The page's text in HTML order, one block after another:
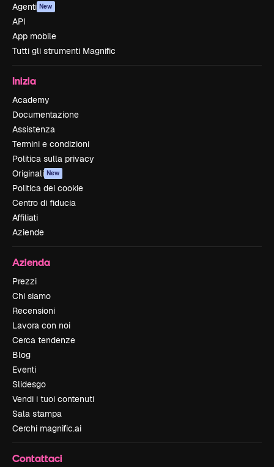
Agenti New
API
App mobile
Tutti gli strumenti Magnific
Inizia
Academy
Documentazione
Assistenza
Termini e condizioni
Politica sulla privacy
Originali New
Politica dei cookie
Centro di fiducia
Affiliati
Aziende
Azienda
Prezzi
Chi siamo
Recensioni
Lavora con noi
Cerca tendenze
Blog
Eventi
Slidesgo
Vendi i tuoi contenuti
Sala stampa
Cerchi magnific.ai
Contattaci